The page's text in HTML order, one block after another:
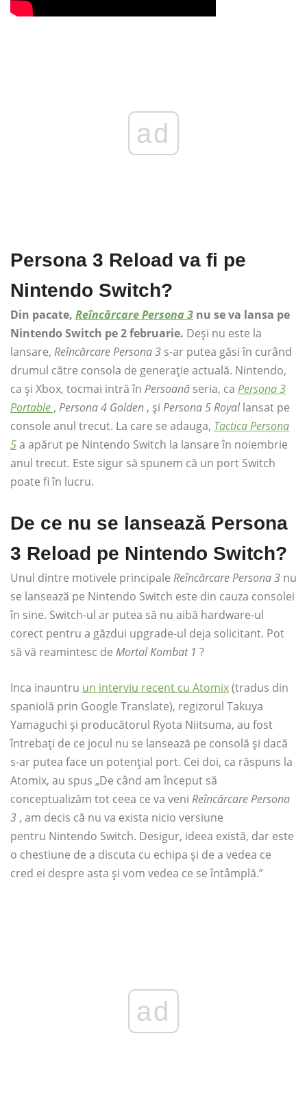
ad
Persona 3 Reload va fi pe
Nintendo Switch?
Din pacate, Reîncărcare Persona 3 nu se va lansa pe
Nintendo Switch pe 2 februarie. Deși nu este la
lansare, Reîncărcare Persona 3 s-ar putea găsi în curând
drumul către consola de generație actuală. Nintendo,
ca și Xbox, tocmai intră în Persoană seria, ca Persona 3
Portable , Persona 4 Golden , și Persona 5 Royallansat pe
console anul trecut. La care se adauga, Tactica Persona
5a apărut pe Nintendo Switch la lansare în noiembrie
anul trecut. Este sigur să spunem că un port Switch
poate fi în lucru.
De ce nu se lansează Persona
3 Reload pe Nintendo Switch?
Unul dintre motivele principale Reîncărcare Persona 3 nu
se lansează pe Nintendo Switch este din cauza consolei
în sine. Switch-ul ar putea să nu aibă hardware-ul
corect pentru a găzdui upgrade-ul deja solicitant. Pot
să vă reamintesc de Mortal Kombat 1 ?
Inca inauntru un interviu recent cu Atomix(tradus din
spaniolă prin Google Translate), regizorul Takuya
Yamaguchi și producătorul Ryota Niitsuma, au fost
întrebați de ce jocul nu se lansează pe consolă și dacă
s-ar putea face un potențial port. Cei doi, ca răspuns la
Atomix, au spus „De când am început să
conceptualizăm tot ceea ce va veni Reîncărcare Persona
3 , am decis că nu va exista nicio versiune
pentru Nintendo Switch. Desigur, ideea există, dar este
o chestiune de a discuta cu echipa și de a vedea ce
cred ei despre asta și vom vedea ce se întâmplă.”
ad